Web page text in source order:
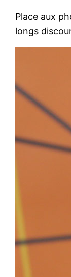
Place aux
longs